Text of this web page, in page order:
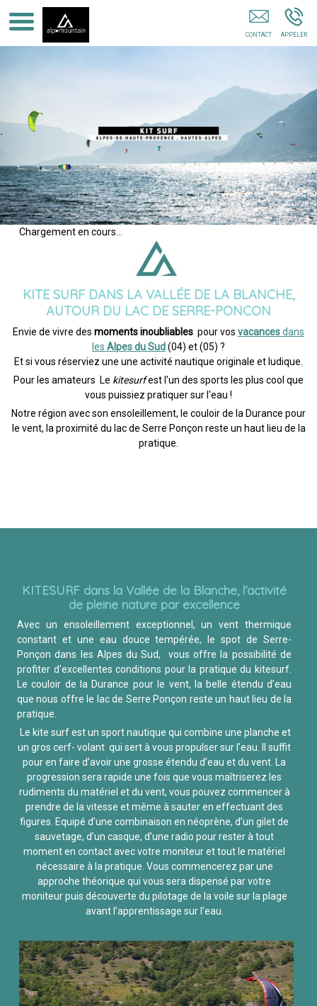
Chargement en cours...
KITE SURF DANS LA VALLÉE DE LA BLANCHE,
AUTOUR DU LAC DE SERRE-PONCON
Envie de vivre des moments inoubliables pour vos vacancesdans
les Alpes du Sud(04) et (05) ?
Et si vous réserviez une une activité nautique originale et ludique.
Pour les amateurs Le kitesurfest l'un des sports les plus cool que
vous puissiez pratiquer sur l'eau !
Notre région avec son ensoleillement, le couloir de la Durance pour
le vent, la proximité du lac de Serre Ponçon reste un haut lieu de la
pratique.
KITESURF dans la Vallée de la Blanche, l’activité
de pleine nature par excellence
Avec un ensoleillement exceptionnel, un vent thermique
constant et une eau douce tempérée, le spot de Serre-
Ponçon dans les Alpes du Sud, vous offre la possibilité de
profiter d'excellentes conditions pour la pratique du kitesurf.
Le couloir de la Durance pour le vent, la belle étendu d’eau
que nous offre le lac de Serre Ponçon reste un haut lieu de la
pratique.
Le kite surf est un sport nautique qui combine une planche et
un gros cerf- volant qui sert à vous propulser sur l’eau. Il suffit
pour en faire d’avoir une grosse étendu d’eau et du vent. La
progression sera rapide une fois que vous maîtriserez les
rudiments du matériel et du vent, vous pouvez commencer à
prendre de la vitesse et même à sauter en effectuant des
figures. Equipé d’une combinaison en néoprène, d’un gilet de
sauvetage, d’un casque, d’une radio pour rester à tout
moment en contact avec votre moniteur et tout le matériel
nécessaire à la pratique. Vous commencerez par une
approche théorique qui vous sera dispensé par votre
moniteur puis découverte du pilotage de la voile sur la plage
avant l’apprentissage sur l’eau.